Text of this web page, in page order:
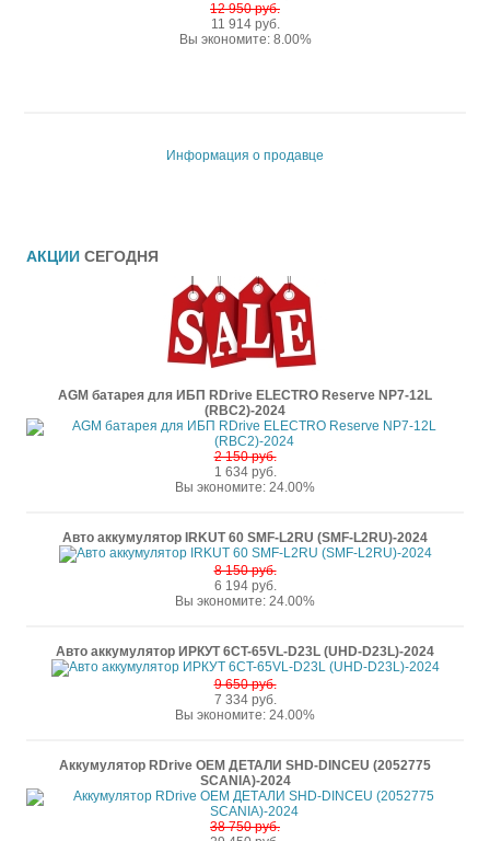
12 950 руб.
11 914 руб.
Вы экономите: 8.00%
Информация о продавце
АКЦИИ СЕГОДНЯ
AGM батарея для ИБП RDrive ELECTRO Reserve NP7-12L
(RBC2)-2024
2 150 руб.
1 634 руб.
Вы экономите: 24.00%
Авто аккумулятор IRKUT 60 SMF-L2RU (SMF-L2RU)-2024
8 150 руб.
6 194 руб.
Вы экономите: 24.00%
Авто аккумулятор ИРКУТ 6CT-65VL-D23L (UHD-D23L)-2024
9 650 руб.
7 334 руб.
Вы экономите: 24.00%
Аккумулятор RDrive OEM ДЕТАЛИ SHD-DINCEU (2052775
SCANIA)-2024
38 750 руб.